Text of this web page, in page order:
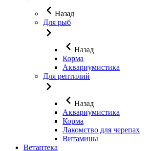
Назад
Для рыб
Назад
Корма
Аквариумистика
Для рептилий
Назад
Аквариумистика
Корма
Лакомство для черепах
Витамины
Ветаптека